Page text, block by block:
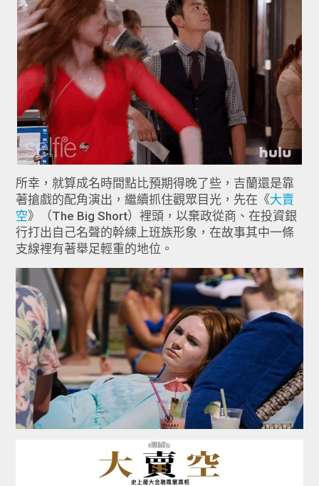
所幸，就算成名時間點比預期得晚了些，吉蘭還是靠
著搶戲的配角演出，繼續抓住觀眾目光，先在《大賣
空》（The Big Short）裡頭，以棄政從商、在投資銀
行打出自己名聲的幹練上班族形象，在故事其中一條
支線裡有著舉足輕重的地位。